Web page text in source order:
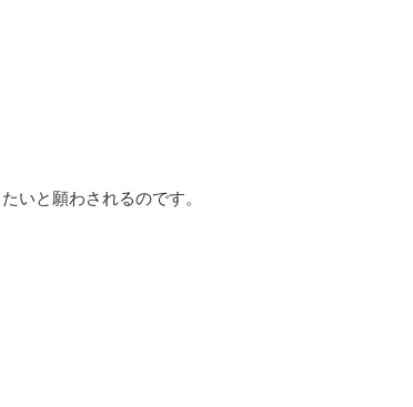
いと願わされるのです。